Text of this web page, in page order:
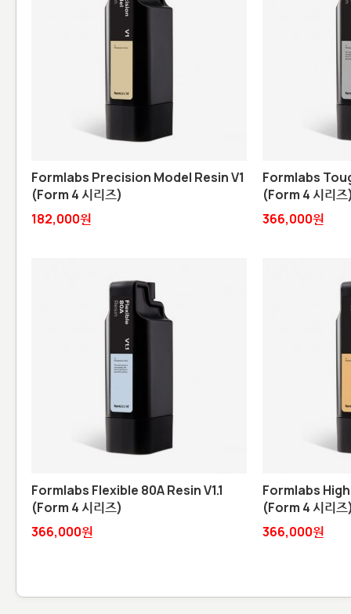
Formlabs Precision Model Resin V1
(Form 4 시리즈)
182,000원
Formlabs
(Form 4 시리
366,000원
Formlabs Flexible 80A Resin V1.1
(Form 4 시리즈)
366,000원
Formlabs
(Form 4 시리
366,000원